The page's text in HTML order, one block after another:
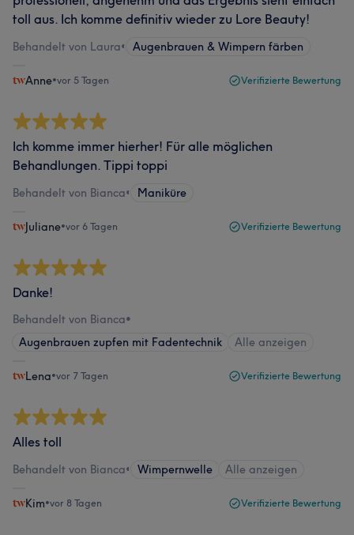
toll aus. Ich komme definitiv wieder zu Lore Beauty!
Behandelt von Laura• Augenbrauen & Wimpern färben
Anne•vor 5 Tagen Verifizierte Bewertung
Ich komme immer hierher! Für alle möglichen
Behandlungen. Tippi toppi
Behandelt von Bianca• Maniküre
Juliane•vor 6 Tagen Verifizierte Bewertung
Danke!
Behandelt von Bianca•
Augenbrauen zupfen mit Fadentechnik
Alle anzeigen
Lena•vor 7 Tagen Verifizierte Bewertung
Alles toll
Behandelt von Bianca• Wimpernwelle Alle anzeigen
Kim•vor 8 Tagen Verifizierte Bewertung